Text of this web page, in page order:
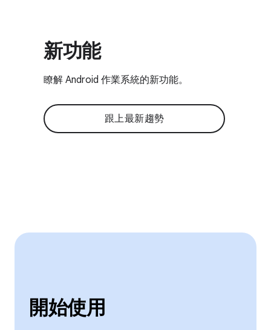
新功能
瞭解 Android 作業系統的新功能。
跟上最新趨勢
開始使用